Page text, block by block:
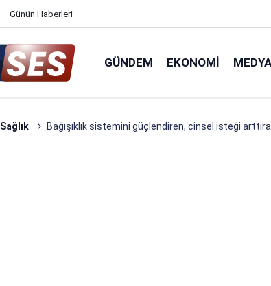
Günün Haberleri
GÜNDEM EKONOMI
Sağlık Bağışıklık sistemini güçlendiren, cinsel isteği